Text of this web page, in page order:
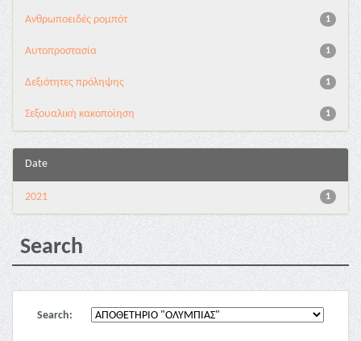
1
Ανθρωποειδές ρομπότ
1
Αυτοπροστασία
1
Δεξιότητες πρόληψης
1
Σεξουαλική κακοποίηση
Date
1
2021
Search
Search: